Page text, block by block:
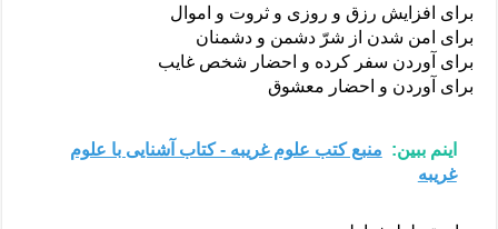
برای افزایش رزق و روزی و ثروت و اموال
برای امن شدن از شرّ دشمن و دشمنان
برای آوردن سفر کرده و احضار شخص غایب
برای آوردن و احضار معشوق
اینم ببین: منبع کتب علوم غریبه - کتاب آشنایی با علوم
غریبه